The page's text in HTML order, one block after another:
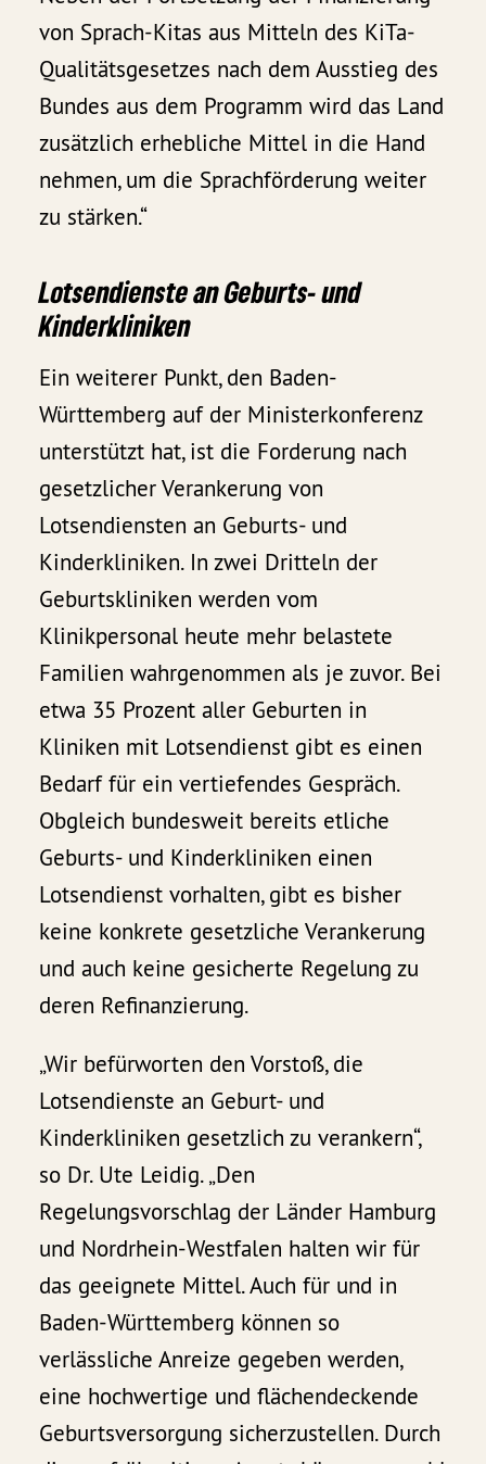
von Sprach-Kitas aus Mitteln des KiTa-
Qualitätsgesetzes nach dem Ausstieg des
Bundes aus dem Programm wird das Land
zusätzlich erhebliche Mittel in die Hand
nehmen, um die Sprachförderung weiter
zu stärken.“
Lotsendienste an Geburts- und
Kinderkliniken
Ein weiterer Punkt, den Baden-
Württemberg auf der Ministerkonferenz
unterstützt hat, ist die Forderung nach
gesetzlicher Verankerung von
Lotsendiensten an Geburts- und
Kinderkliniken. In zwei Dritteln der
Geburtskliniken werden vom
Klinikpersonal heute mehr belastete
Familien wahrgenommen als je zuvor. Bei
etwa 35 Prozent aller Geburten in
Kliniken mit Lotsendienst gibt es einen
Bedarf für ein vertiefendes Gespräch.
Obgleich bundesweit bereits etliche
Geburts- und Kinderkliniken einen
Lotsendienst vorhalten, gibt es bisher
keine konkrete gesetzliche Verankerung
und auch keine gesicherte Regelung zu
deren Refinanzierung.
„Wir befürworten den Vorstoß, die
Lotsendienste an Geburt- und
Kinderkliniken gesetzlich zu verankern“,
so Dr. Ute Leidig. „Den
Regelungsvorschlag der Länder Hamburg
und Nordrhein-Westfalen halten wir für
das geeignete Mittel. Auch für und in
Baden-Württemberg können so
verlässliche Anreize gegeben werden,
eine hochwertige und flächendeckende
Geburtsversorgung sicherzustellen. Durch